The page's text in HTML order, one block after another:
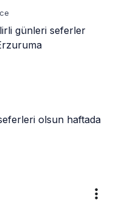
günleri seferler
olsun haftada